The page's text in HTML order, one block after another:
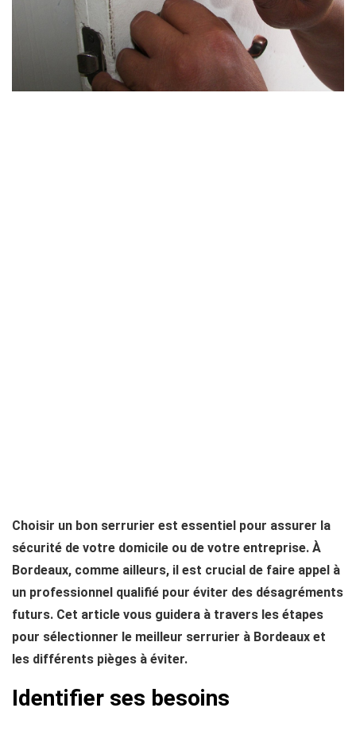
Choisir un bon serrurier est essentiel pour assurer la
sécurité de votre domicile ou de votre entreprise. À
Bordeaux, comme ailleurs, il est crucial de faire appel à
un professionnel qualifié pour éviter des désagréments
futurs. Cet article vous guidera à travers les étapes
pour sélectionner le meilleur serrurier à Bordeaux et
les différents pièges à éviter.
Identifier ses besoins